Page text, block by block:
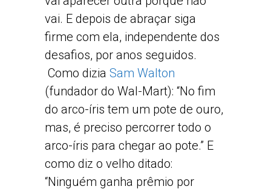
vai. E depois de abraçar siga
firme com ela, independente dos
desafios, por anos seguidos.
Como dizia Sam Walton
(fundador do Wal-Mart): “No fim
do arco-íris tem um pote de ouro,
mas, é preciso percorrer todo o
arco-íris para chegar ao pote.” E
como diz o velho ditado:
“Ninguém ganha prêmio por